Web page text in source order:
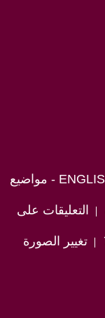
ENGLISH - مواضيع
التعليقات على
تغيير الصورة